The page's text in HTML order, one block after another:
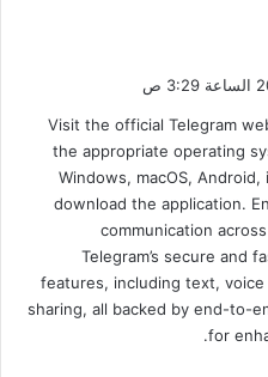
Visit the official Telegram
the appropriate operating
Windows, macOS, Android,
download the application.
communication
Telegram’s secure and
features, including text, voice
sharing, all backed by end-to-
for